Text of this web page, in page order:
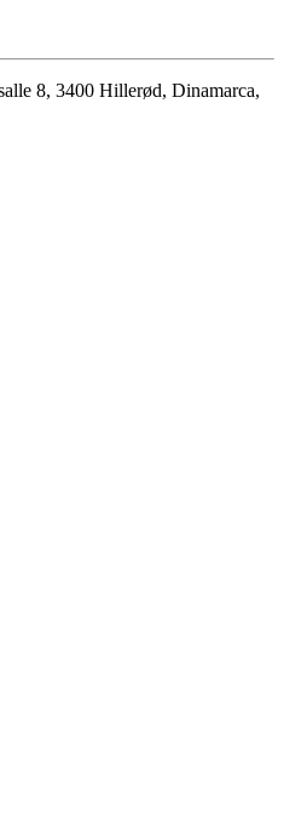
8, 3400 Hillerød, Dinamarca,